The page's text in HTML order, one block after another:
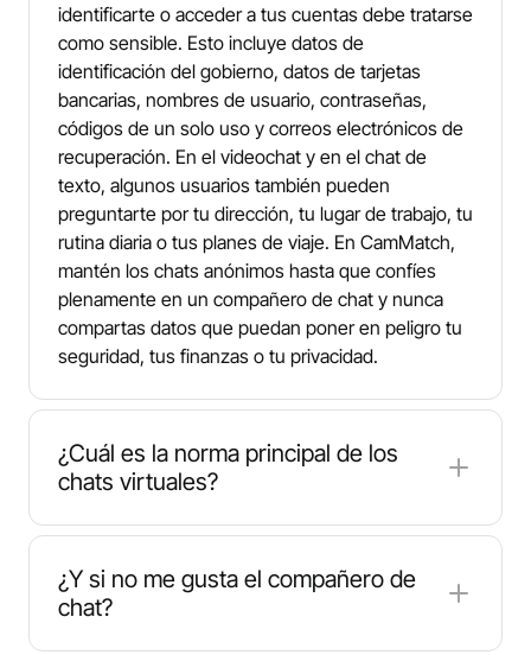
identificarte o acceder a tus cuentas debe tratarse
como sensible. Esto incluye datos de
identificación del gobierno, datos de tarjetas
bancarias, nombres de usuario, contraseñas,
códigos de un solo uso y correos electrónicos de
recuperación. En el videochat y en el chat de
texto, algunos usuarios también pueden
preguntarte por tu dirección, tu lugar de trabajo, tu
rutina diaria o tus planes de viaje. En CamMatch,
mantén los chats anónimos hasta que confíes
plenamente en un compañero de chat y nunca
compartas datos que puedan poner en peligro tu
seguridad, tus finanzas o tu privacidad.
¿Cuál es la norma principal de los
chats virtuales?
La regla fundamental de CamMatch es sencilla:
trata a los demás usuarios con respeto. Este
servicio de videochat está pensado para el
descubrimiento social, conocer gente nueva en
¿Y si no me gusta el compañero de
chat?